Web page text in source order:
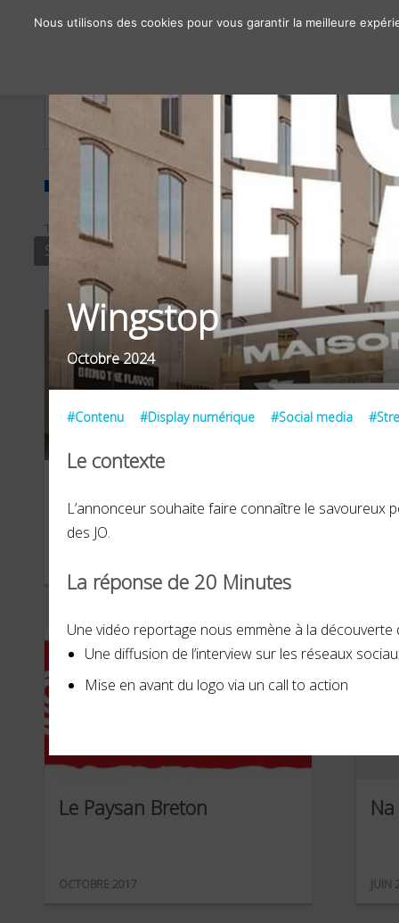
À propos Chiffres clés Nos solutions
TYPE
STREET FOOD / BOISSONS
OBJECTIF
DRIVE
Wingstop
Octobre 2024
#Contenu #Display numérique #Social media
Le contexte
L’annonceur souhaite faire connaître le savoureux
des JO.
La réponse de 20 Minutes
Une vidéo reportage nous emmène à la découverte
Une diffusion de l’interview sur les réseaux
Mise en avant du logo via un call to action
Le Paysan Breton
OCTOBRE 2017 JUIN
Nous utilisons des cookies pour vous garantir la meilleure